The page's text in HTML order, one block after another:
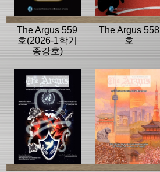
The Argus 559
호(2026-1학기
종강호)
The Argus 558
호